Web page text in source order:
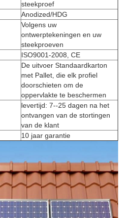
steekproef
Anodized/HDG
Volgens uw
ontwerptekeningen en uw
steekproeven
ISO9001-2008, CE
De uitvoer Standaardkarton
met Pallet, die elk profiel
doorschieten om de
oppervlakte te beschermen
levertijd: 7--25 dagen na het
ontvangen van de stortingen
van de klant
10 jaar garantie